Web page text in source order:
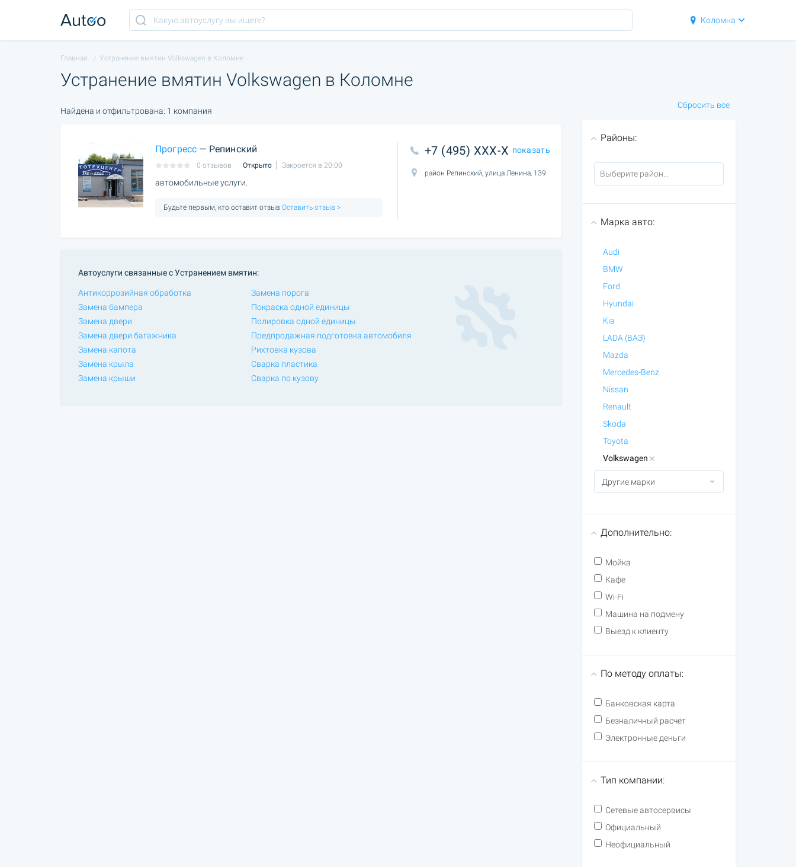
Коломна
Главная Устранение вмятин Volkswagen в Коломне
Устранение вмятин Volkswagen в Коломне
Найдена и отфильтрована: 1 компания
Прогресс — Репинский
0 отзывов Открыто Закроется в 20:00
автомобильные услуги.
Будьте первым, кто оставит отзыв Оставить отзыв >
+7 (495) XXX-X показать
район Репинский, улица Ленина, 139
Автоуслуги связанные с Устранением вмятин:
Антикоррозийная обработка
Замена бампера
Замена двери
Замена двери багажника
Замена капота
Замена крыла
Замена крыши
Замена порога
Покраска одной единицы
Полировка одной единицы
Предпродажная подготовка автомобиля
Рихтовка кузова
Сварка пластика
Сварка по кузову
Сбросить все
Районы:
Марка авто:
Audi
BMW
Ford
Hyundai
Kia
LADA (ВАЗ)
Mazda
Mercedes-Benz
Nissan
Renault
Skoda
Toyota
Volkswagen
Дополнительно:
Мойка
Кафе
Wi-Fi
Машина на подмену
Выезд к клиенту
По методу оплаты:
Банковская карта
Безналичный расчёт
Электронные деньги
Тип компании:
Сетевые автосервисы
Официальный
Неофициальный